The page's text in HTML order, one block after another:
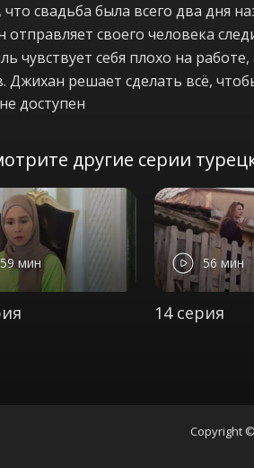
что свадьба была всего два дня
отправляет своего человека
чувствует себя плохо на
Джихан решает сделать всё,
доступен
другие серии
59 мин 56 мин
14 серия
Copyright